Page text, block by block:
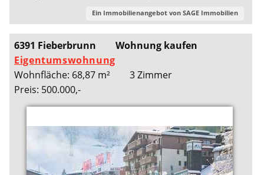
Ein Immobilienangebot von SAGE Immobilien
6391 Fieberbrunn
Wohnung kaufen
Eigentumswohnung
Wohnfläche: 68,87 m²
3 Zimmer
Preis: 500.000,-